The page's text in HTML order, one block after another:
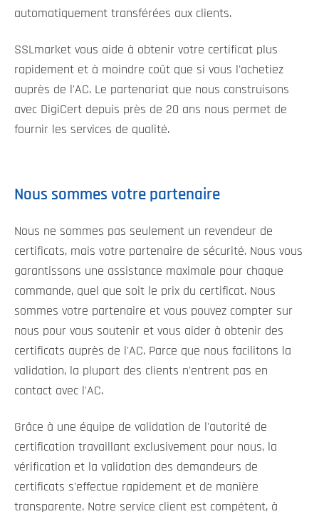
automatiquement transférées aux clients.
SSLmarket vous aide à obtenir votre certificat plus
rapidement et à moindre coût que si vous l'achetiez
auprès de l'AC. Le partenariat que nous construisons
avec DigiCert depuis près de 20 ans nous permet de
fournir les services de qualité.
Nous sommes votre partenaire
Nous ne sommes pas seulement un revendeur de
certificats, mais votre partenaire de sécurité. Nous vous
garantissons une assistance maximale pour chaque
commande, quel que soit le prix du certificat. Nous
sommes votre partenaire et vous pouvez compter sur
nous pour vous soutenir et vous aider à obtenir des
certificats auprès de l'AC. Parce que nous facilitons la
validation, la plupart des clients n'entrent pas en
contact avec l'AC.
Grâce à une équipe de validation de l'autorité de
certification travaillant exclusivement pour nous, la
vérification et la validation des demandeurs de
certificats s'effectue rapidement et de manière
transparente. Notre service client est compétent, à